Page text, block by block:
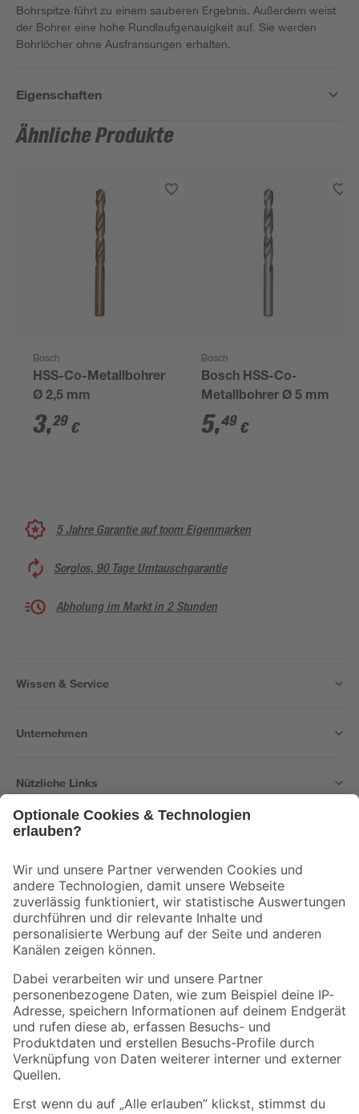
Bohrspitze führt zu einem sauberen Ergebnis. Außerdem weist
der Bohrer eine hohe Rundlaufgenauigkeit auf. Sie werden
Bohrlöcher ohne Ausfransungen erhalten.
Eigenschaften
Ähnliche Produkte
Bosch
HSS-Co-Metallbohrer
Ø 2,5 mm
3,29 €
Bosch
Bosch HSS-Co-
Metallbohrer Ø 5 mm
5,49 €
5 Jahre Garantie auf toom Eigenmarken
Sorglos, 90 Tage Umtauschgarantie
Abholung im Markt in 2 Stunden
Wissen & Service
Unternehmen
Nützliche Links
Der toom Newsletter: Keine Angebote und Aktionen mehr verpassen!
Zur Newsletter Anmeldung
Folge uns
Zahlungsarten Versandarten
Sicher einkaufen